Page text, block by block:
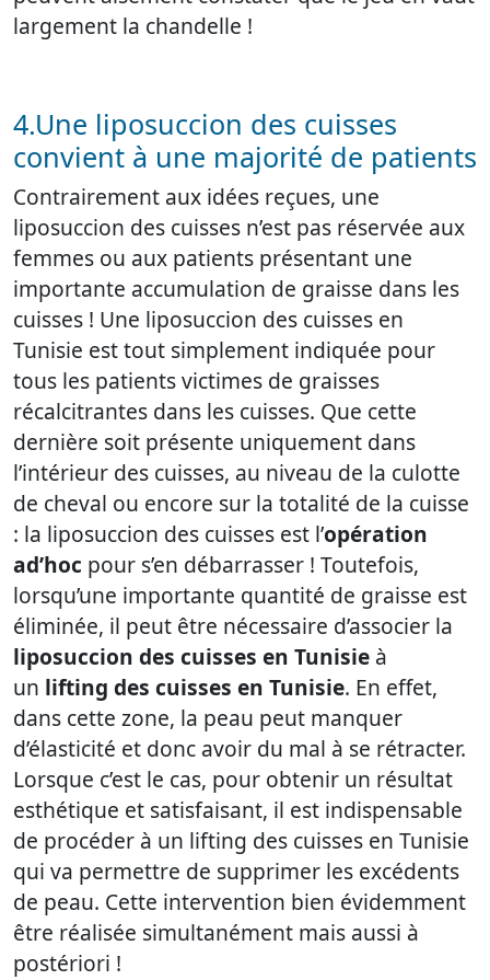
largement la chandelle !
4.Une liposuccion des cuisses
convient à une majorité de patients
Contrairement aux idées reçues, une
liposuccion des cuisses n’est pas réservée aux
femmes ou aux patients présentant une
importante accumulation de graisse dans les
cuisses ! Une liposuccion des cuisses en
Tunisie est tout simplement indiquée pour
tous les patients victimes de graisses
récalcitrantes dans les cuisses. Que cette
dernière soit présente uniquement dans
l’intérieur des cuisses, au niveau de la culotte
de cheval ou encore sur la totalité de la cuisse
: la liposuccion des cuisses est l’opération
ad’hoc pour s’en débarrasser ! Toutefois,
lorsqu’une importante quantité de graisse est
éliminée, il peut être nécessaire d’associer la
liposuccion des cuisses en Tunisie à
un lifting des cuisses en Tunisie. En effet,
dans cette zone, la peau peut manquer
d’élasticité et donc avoir du mal à se rétracter.
Lorsque c’est le cas, pour obtenir un résultat
esthétique et satisfaisant, il est indispensable
de procéder à un lifting des cuisses en Tunisie
qui va permettre de supprimer les excédents
de peau. Cette intervention bien évidemment
être réalisée simultanément mais aussi à
postériori !